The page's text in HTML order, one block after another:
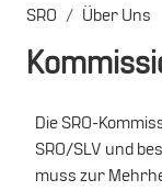
SRO Über Uns
Die SRO-
SRO/SLV und
muss zur